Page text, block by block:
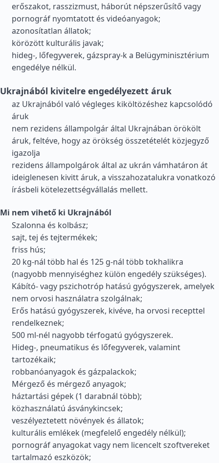
erőszakot, rasszizmust, háborút népszerűsítő vagy
pornográf nyomtatott és videóanyagok;
azonosítatlan állatok;
körözött kulturális javak;
hideg-, lőfegyverek, gázspray-k a Belügyminisztérium
engedélye nélkül.
Ukrajnából kivitelre engedélyezett áruk
az Ukrajnából való végleges kiköltözéshez kapcsolódó
áruk
nem rezidens állampolgár által Ukrajnában örökölt
áruk, feltéve, hogy az örökség összetételét közjegyző
igazolja
rezidens állampolgárok által az ukrán vámhatáron át
ideiglenesen kivitt áruk, a visszahozatalukra vonatkozó
írásbeli kötelezettségvállalás mellett.
Mi nem vihető ki Ukrajnából
Szalonna és kolbász;
sajt, tej és tejtermékek;
friss hús;
20 kg-nál több hal és 125 g-nál több tokhalikra
(nagyobb mennyiséghez külön engedély szükséges).
Kábító- vagy pszichotróp hatású gyógyszerek, amelyek
nem orvosi használatra szolgálnak;
Erős hatású gyógyszerek, kivéve, ha orvosi recepttel
rendelkeznek;
500 ml-nél nagyobb térfogatú gyógyszerek.
Hideg-, pneumatikus és lőfegyverek, valamint
tartozékaik;
robbanóanyagok és gázpalackok;
Mérgező és mérgező anyagok;
háztartási gépek (1 darabnál több);
közhasználatú ásványkincsek;
veszélyeztetett növények és állatok;
kulturális emlékek (megfelelő engedély nélkül);
pornográf anyagokat vagy nem licencelt szoftvereket
tartalmazó eszközök;